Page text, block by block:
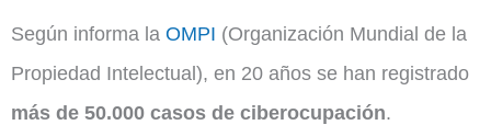
Según informa la OMPI (Organización Mundial de la
Propiedad Intelectual), en 20 años se han registrado
más de 50.000 casos de ciberocupación.